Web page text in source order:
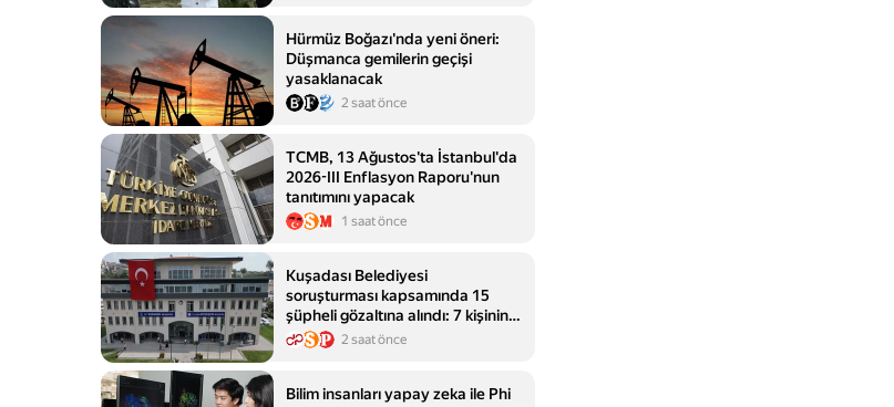
Hürmüz Boğazı'nda yeni öneri:
Düşmanca gemilerin geçişi
yasaklanacak
2 saat önce
TCMB, 13 Ağustos'ta İstanbul'da
2026-III Enflasyon Raporu'nun
tanıtımını yapacak
1 saat önce
Kuşadası Belediyesi
soruşturması kapsamında 15
şüpheli gözaltına alındı: 7 kişinin
araması devam ediyor
2 saat önce
Bilim insanları yapay zeka ile Phi